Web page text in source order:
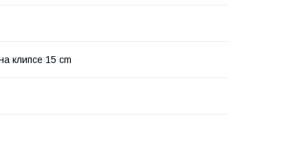
клипсе 15 cm